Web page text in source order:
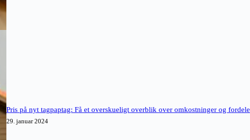
Pris på nyt tagpaptag: Få et overskueligt overblik over omkostninger og fordele
29. januar 2024